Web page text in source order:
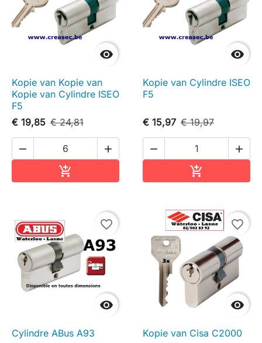

Kopie van Kopie van
Kopie van Cylindre ISEO
F5
€ 19,85 € 24,81
 


Kopie van Cylindre ISEO
F5
€ 15,97 € 19,97
 


favorite_border
Cylindre ABus A93

favorite_border
Kopie van Cisa C2000